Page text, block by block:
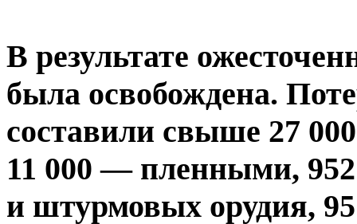
В результате
была освобождена.
составили свыше 27
11 000 — пленными, 952
и штурмовых орудия,